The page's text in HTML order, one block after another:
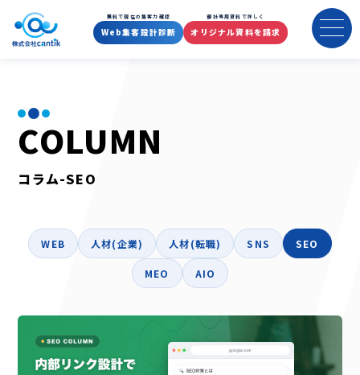
コラム-SEO
無料で現在の集客力確認
Web集客設計診断
御社専用資料で詳しく
オリジナル資料を請求
COLUMN
コラム-SEO
WEB 人材(企業) 人材(転職) SNS SEO
MEO AIO